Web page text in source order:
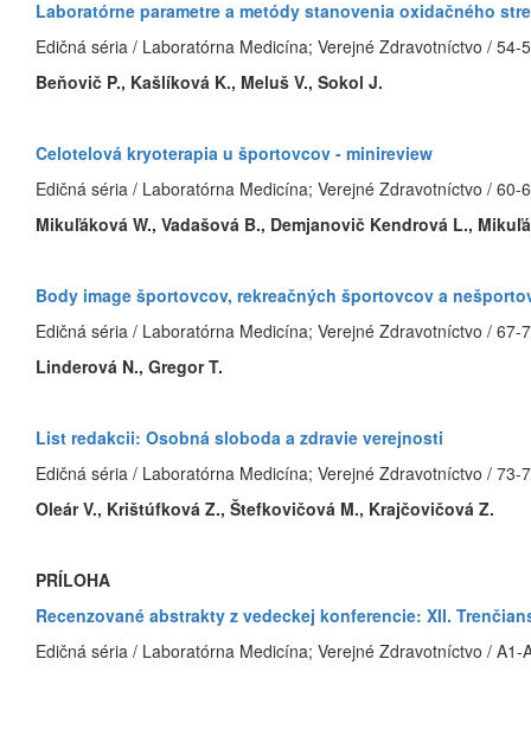
Laboratórne parametre a metódy stanovenia oxidačného
Edičná séria / Laboratórna Medicína; Verejné Zdravotníctvo / 54-
Beňovič P., Kašlíková K., Meluš V., Sokol J.
Celotelová kryoterapia u športovcov - minireview
Edičná séria / Laboratórna Medicína; Verejné Zdravotníctvo / 60-
Mikuľáková W., Vadašová B., Demjanovič Kendrová L.,
Body image športovcov, rekreačných športovcov a
Edičná séria / Laboratórna Medicína; Verejné Zdravotníctvo / 67-
Linderová N., Gregor T.
List redakcii: Osobná sloboda a zdravie verejnosti
Edičná séria / Laboratórna Medicína; Verejné Zdravotníctvo / 73-
Oleár V., Krištúfková Z., Štefkovičová M., Krajčovičová Z.
PRÍLOHA
Recenzované abstrakty z vedeckej konferencie: XII.
Edičná séria / Laboratórna Medicína; Verejné Zdravotníctvo / A1-